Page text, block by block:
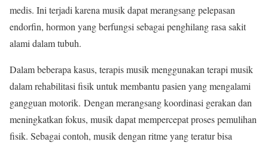
medis. Ini terjadi karena musik dapat merangsang pelepasan
endorfin, hormon yang berfungsi sebagai penghilang rasa sakit
alami dalam tubuh.
Dalam beberapa kasus, terapis musik menggunakan terapi musik
dalam rehabilitasi fisik untuk membantu pasien yang mengalami
gangguan motorik. Dengan merangsang koordinasi gerakan dan
meningkatkan fokus, musik dapat mempercepat proses pemulihan
fisik. Sebagai contoh, musik dengan ritme yang teratur bisa